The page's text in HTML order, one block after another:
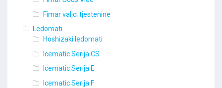
Fimar valjci tjestenine
Ledomati
Hoshizaki ledomati
Icematic Serija CS
Icematic Serija E
Icematic Serija F